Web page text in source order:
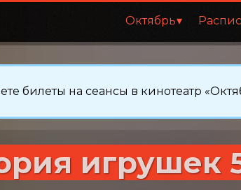
Октябрь
билеты на сеансы в кинотеатр
игрушек